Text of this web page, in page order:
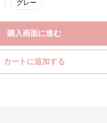
グレー
購入画面に進む
カートに追加する